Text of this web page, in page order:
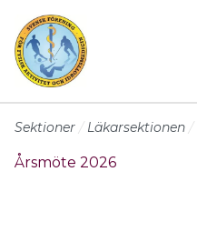
Sektioner Läkarsektionen
Årsmöte 2026